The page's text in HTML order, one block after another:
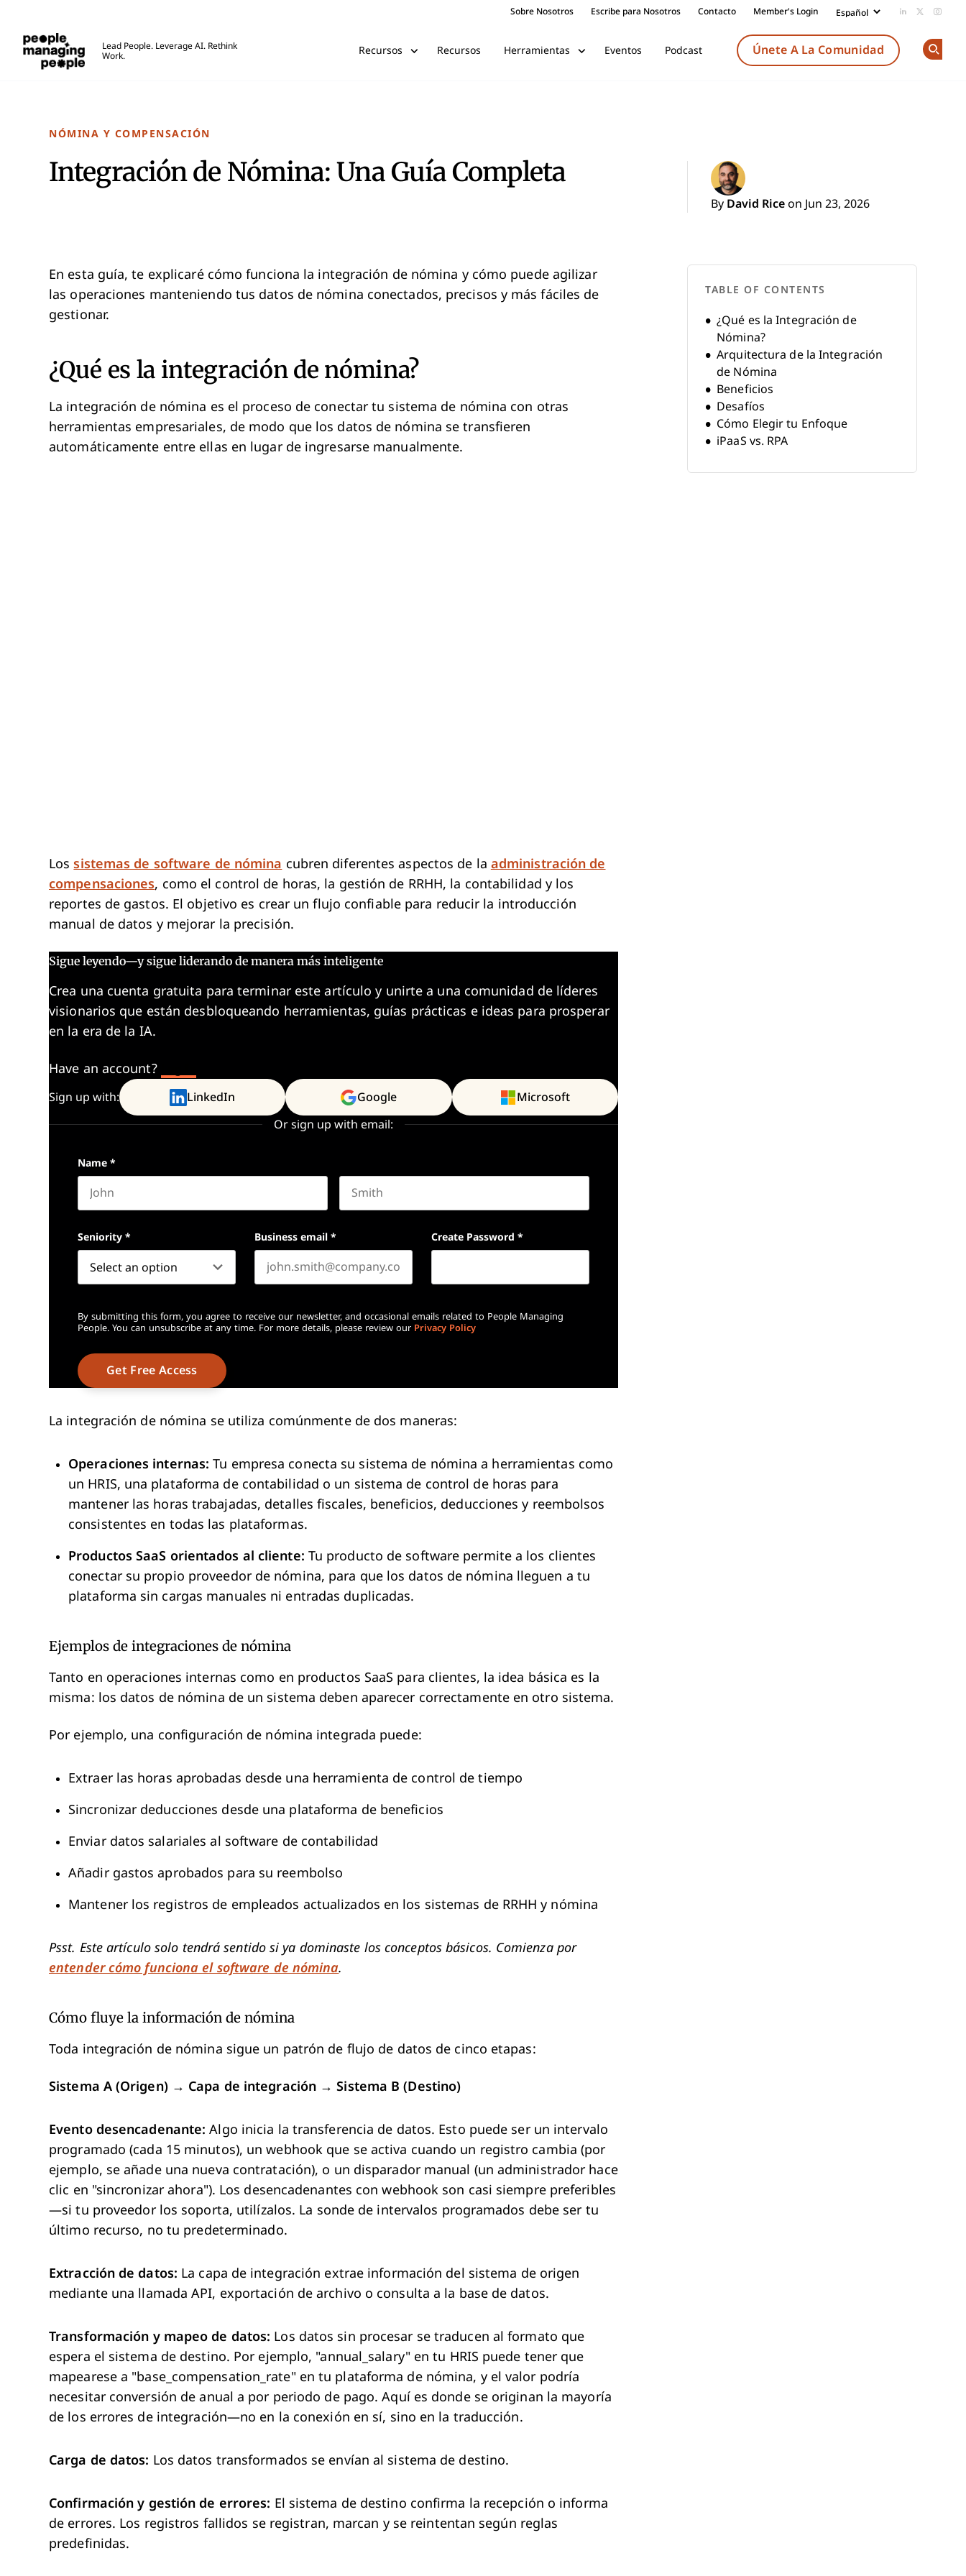
Sobre Nosotros Escribe para Nosotros Contacto Member's Login Add us on
Follow
Lead People. Leverage AI. Rethink
Work.
Recursos Recursos Herramientas Eventos Podcast Únete A La Comunidad
NÓMINA Y COMPENSACIÓN
Integración de Nómina: Una Guía Completa
By David Rice on Jun 23, 2026
En esta guía, te explicaré cómo funciona la integración de nómina y cómo puede agilizar
las operaciones manteniendo tus datos de nómina conectados, precisos y más fáciles de
gestionar.
¿Qué es la integración de nómina?
La integración de nómina es el proceso de conectar tu sistema de nómina con otras
herramientas empresariales, de modo que los datos de nómina se transfieren
automáticamente entre ellas en lugar de ingresarse manualmente.
Lossistemas de software de nómina cubren diferentes aspectos de la administración de
compensaciones, como el control de horas, la gestión de RRHH, la contabilidad y los
reportes de gastos. El objetivo es crear un flujo confiable para reducir la introducción
manual de datos y mejorar la precisión.
Sigue leyendo—y sigue liderando de manera más inteligente
Crea una cuenta gratuita para terminar este artículo y unirte a una comunidad de líderes
visionarios que están desbloqueando herramientas, guías prácticas e ideas para prosperar
en la era de la IA.
Have an account?
Sign up with: LinkedIn Google Microsoft
Or sign up with email:
Name *
Seniority * Business email * Create Password *
By submitting this form, you agree to receive our newsletter, and occasional emails related to People Managing
People. You can unsubscribe at any time. For more details, please review our Privacy Policy
La integración de nómina se utiliza comúnmente de dos maneras:
Operaciones internas: Tu empresa conecta su sistema de nómina a herramientas como
un HRIS, una plataforma de contabilidad o un sistema de control de horas para
mantener las horas trabajadas, detalles fiscales, beneficios, deducciones y reembolsos
consistentes en todas las plataformas.
Productos SaaS orientados al cliente: Tu producto de software permite a los clientes
conectar su propio proveedor de nómina, para que los datos de nómina lleguen a tu
plataforma sin cargas manuales ni entradas duplicadas.
Ejemplos de integraciones de nómina
Tanto en operaciones internas como en productos SaaS para clientes, la idea básica es la
misma: los datos de nómina de un sistema deben aparecer correctamente en otro sistema.
Por ejemplo, una configuración de nómina integrada puede:
Extraer las horas aprobadas desde una herramienta de control de tiempo
Sincronizar deducciones desde una plataforma de beneficios
Enviar datos salariales al software de contabilidad
Añadir gastos aprobados para su reembolso
Mantener los registros de empleados actualizados en los sistemas de RRHH y nómina
Psst. Este artículo solo tendrá sentido si ya dominaste los conceptos básicos. Comienza por
entender cómo funciona el software de nómina.
Cómo fluye la información de nómina
Toda integración de nómina sigue un patrón de flujo de datos de cinco etapas:
Sistema A (Origen) → Capa de integración → Sistema B (Destino)
Evento desencadenante: Algo inicia la transferencia de datos. Esto puede ser un intervalo
programado (cada 15 minutos), un webhook que se activa cuando un registro cambia (por
ejemplo, se añade una nueva contratación), o un disparador manual (un administrador hace
clic en "sincronizar ahora"). Los desencadenantes con webhook son casi siempre preferibles
—si tu proveedor los soporta, utilízalos. La sonde de intervalos programados debe ser tu
último recurso, no tu predeterminado.
Extracción de datos: La capa de integración extrae información del sistema de origen
mediante una llamada API, exportación de archivo o consulta a la base de datos.
Transformación y mapeo de datos: Los datos sin procesar se traducen al formato que
espera el sistema de destino. Por ejemplo, "annual_salary" en tu HRIS puede tener que
mapearese a "base_compensation_rate" en tu plataforma de nómina, y el valor podría
necesitar conversión de anual a por periodo de pago. Aquí es donde se originan la mayoría
de los errores de integración—no en la conexión en sí, sino en la traducción.
Carga de datos: Los datos transformados se envían al sistema de destino.
Confirmación y gestión de errores: El sistema de destino confirma la recepción o informa
de errores. Los registros fallidos se registran, marcan y se reintentan según reglas
predefinidas.
TABLE OF CONTENTS
¿Qué es la Integración de
Nómina?
Arquitectura de la Integración
de Nómina
Beneficios
Desafíos
Cómo Elegir tu Enfoque
iPaaS vs. RPA
Medidas de Seguridad